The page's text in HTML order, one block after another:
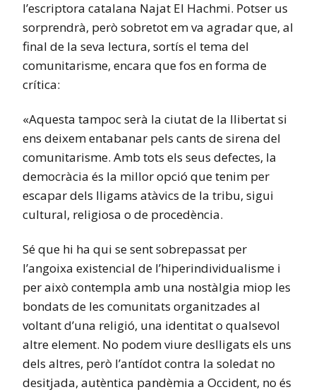
l’escriptora catalana Najat El Hachmi. Potser us
sorprendrà, però sobretot em va agradar que, al
final de la seva lectura, sortís el tema del
comunitarisme, encara que fos en forma de
crítica:
«Aquesta tampoc serà la ciutat de la llibertat si
ens deixem entabanar pels cants de sirena del
comunitarisme. Amb tots els seus defectes, la
democràcia és la millor opció que tenim per
escapar dels lligams atàvics de la tribu, sigui
cultural, religiosa o de procedència.
Sé que hi ha qui se sent sobrepassat per
l’angoixa existencial de l’hiperindividualisme i
per això contempla amb una nostàlgia miop les
bondats de les comunitats organitzades al
voltant d’una religió, una identitat o qualsevol
altre element. No podem viure deslligats els uns
dels altres, però l’antídot contra la soledat no
desitjada, autèntica pandèmia a Occident, no és